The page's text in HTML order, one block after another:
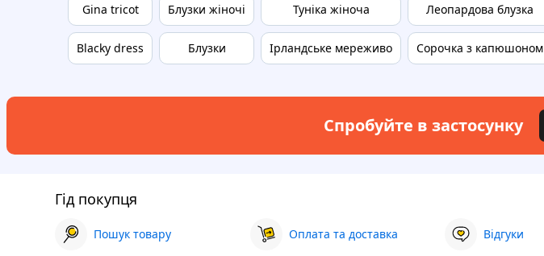
Gina tricot
Blacky dress
Блузки жіночі
Блузки
Туніка жіноча
Ірландське мереживо
Леопардова блузка
Сорочка з капюшоном
Спробуйте в застосунку
Гід покупця
Пошук товару Оплата та доставка Відгуки